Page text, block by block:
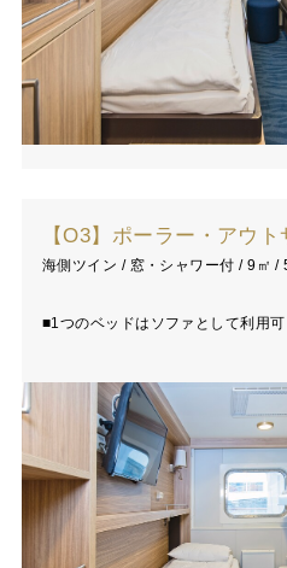
【O3】ポーラー・アウト
海側ツイン / 窓・シャワー付 / 9㎡
■1つのベッドはソファとして利用可